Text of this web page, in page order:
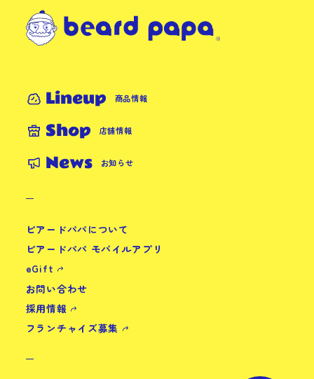
Lineup 商品情報
Shop 店舗情報
News お知らせ
ビアードパパについて
ビアードパパ モバイルアプリ
eGift
お問い合わせ
採用情報
フランチャイズ募集